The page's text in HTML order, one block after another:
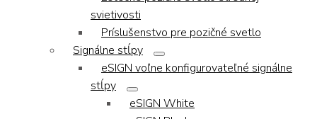
svietivosti
Príslušenstvo pre pozičné svetlo
Signálne stĺpy
eSIGN voľne konfigurovateľné signálne
stĺpy
eSIGN White